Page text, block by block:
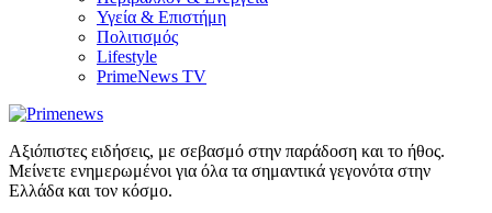
Υγεία & Επιστήμη
Πολιτισμός
Lifestyle
PrimeNews TV
Αξιόπιστες ειδήσεις, με σεβασμό στην παράδοση και το ήθος.
Μείνετε ενημερωμένοι για όλα τα σημαντικά γεγονότα στην
Ελλάδα και τον κόσμο.